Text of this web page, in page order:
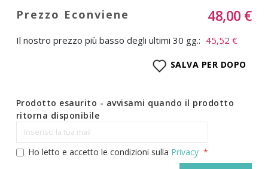
48,00 €
Il nostro prezzo più basso degli ultimi 30 gg.: 45,52 €
SALVA PER DOPO
Prodotto esaurito - avvisami quando il prodotto
ritorna disponibile
Ho letto e accetto le condizioni sulla Privacy